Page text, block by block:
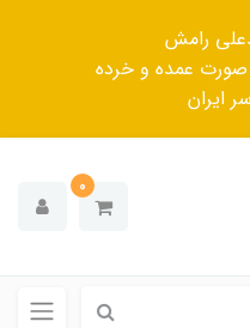
رامش
عمده و خرده
ایران
0